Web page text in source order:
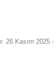
26 Kasım 2025 -